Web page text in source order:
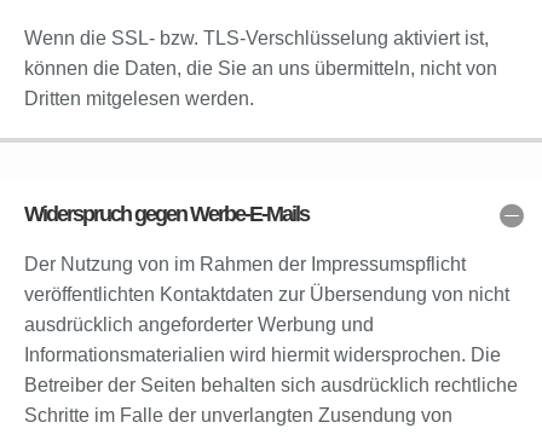
Wenn die SSL- bzw. TLS-Verschlüsselung aktiviert ist,
können die Daten, die Sie an uns übermitteln, nicht von
Dritten mitgelesen werden.
Widerspruch gegen Werbe-E-Mails
Der Nutzung von im Rahmen der Impressumspflicht
veröffentlichten Kontaktdaten zur Übersendung von nicht
ausdrücklich angeforderter Werbung und
Informationsmaterialien wird hiermit widersprochen. Die
Betreiber der Seiten behalten sich ausdrücklich rechtliche
Schritte im Falle der unverlangten Zusendung von